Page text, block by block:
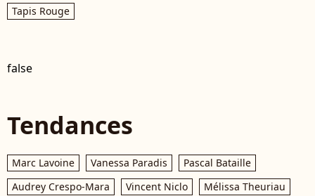
Tapis Rouge
false
Tendances
Marc Lavoine Vanessa Paradis
Pascal Bataille
Audrey Crespo-Mara
Vincent Niclo
Mélissa Theuriau